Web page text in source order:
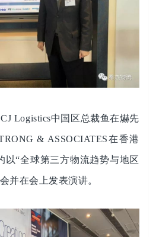
Logistics中国区总裁鱼在爀先
& ASSOCIATES在香港
以“全球第三方物流趋势与地区
并在会上发表演讲。